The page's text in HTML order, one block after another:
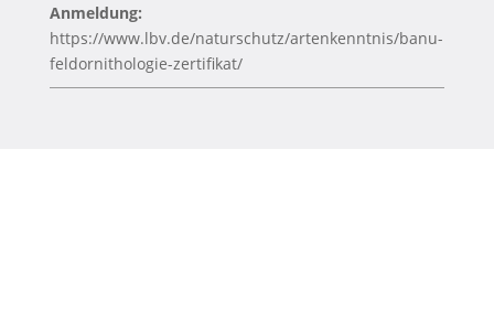
Anmeldung:
https://www.lbv.de/naturschutz/artenkenntnis/banu-
feldornithologie-zertifikat/